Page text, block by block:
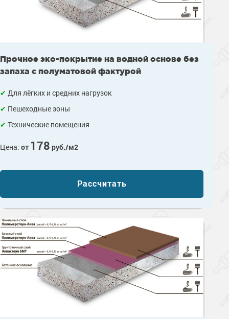
Прочное эко-покрытие на водной основе без
запаха с полуматовой фактурой
Для лёгких и средних нагрузок
Пешеходные зоны
Технические помещения
Цена: от 178 руб./м2
Рассчитать